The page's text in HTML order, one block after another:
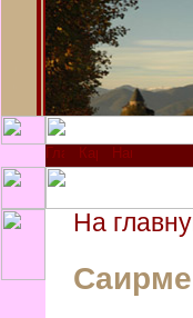
На
Саирме